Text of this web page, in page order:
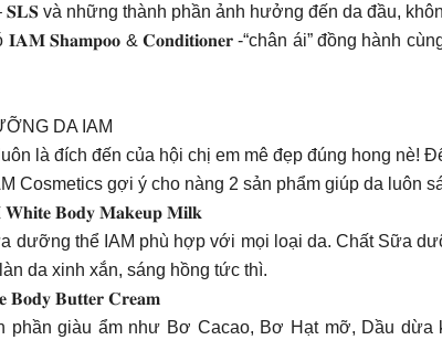
𝐒𝐋𝐒 và những thành phần ảnh hưởng đến da đầu,
𝐒𝐡𝐚𝐦𝐩𝐨𝐨 & 𝐂𝐨𝐧𝐝𝐢𝐭𝐢𝐨𝐧𝐞𝐫 -“chân ái” đồng hành
DA IAM
là đích đến của hội chị em mê đẹp đúng hong
Cosmetics gợi ý cho nàng 2 sản phẩm giúp da luôn
𝐁𝐨𝐝𝐲 𝐌𝐚𝐤𝐞𝐮𝐩 𝐌𝐢𝐥𝐤
dưỡng thể IAM phù hợp với mọi loại da. Chất Sữa
da xinh xắn, sáng hồng tức thì.
𝐁𝐮𝐭𝐭𝐞𝐫 𝐂𝐫𝐞𝐚𝐦
phần giàu ẩm như Bơ Cacao, Bơ Hạt mỡ, Dầu